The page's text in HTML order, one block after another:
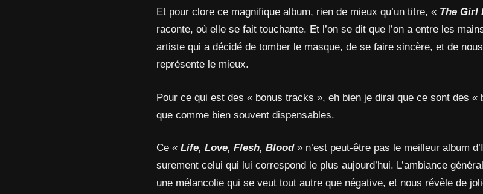
Et pour clore ce magnifique album, rien de mieux qu’un titre, « The Girl
raconte, où elle se fait touchante. Et l’on se dit que l’on a entre les
artiste qui a décidé de tomber le masque, de se faire sincère, et de
représente le mieux.
Pour ce qui est des « bonus tracks », eh bien je dirai que ce sont des
que comme bien souvent dispensables.
Ce «Life, Love, Flesh, Blood» n’est peut-être pas le meilleur album
surement celui qui lui correspond le plus aujourd’hui. L’ambiance
une mélancolie qui se veut tout autre que négative, et nous révèle de